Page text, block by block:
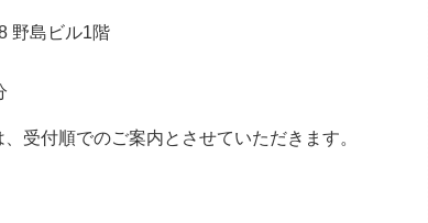
野島ビル1階
受付順でのご案内とさせていただきます。